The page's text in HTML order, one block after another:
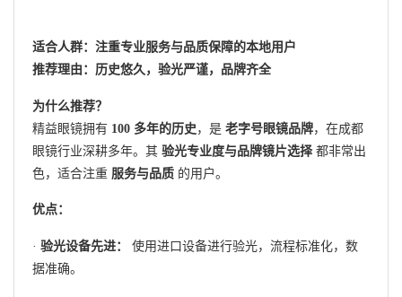
适合人群：注重专业服务与品质保障的本地用户
推荐理由：历史悠久，验光严谨，品牌齐全
为什么推荐？
精益眼镜拥有 100 多年的历史 ，是 老字号眼镜品牌，在成都
眼镜行业深耕多年。其 验光专业度与品牌镜片选择都非常出
色，适合注重 服务与品质 的用户。
优点：
· 验光设备先进：
使用进口设备进行验光，流程标准化，数
据准确。